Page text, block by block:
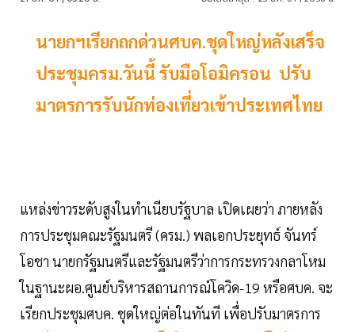
นายกฯเรียกถกด่วนศบค.ชุดใหญ่หลังเสร็จ
ประชุมครม.วันนี้ รับมือโอมิครอน ปรับ
มาตรการรับนักท่องเที่ยวเข้าประเทศไทย
แหล่งข่าวระดับสูงในทำเนียบรัฐบาล เปิดเผยว่า ภายหลัง
การประชุมคณะรัฐมนตรี (ครม.) พลเอกประยุทธ์ จันทร์
โอชา นายกรัฐมนตรีและรัฐมนตรีว่าการกระทรวงกลาโหม
ในฐานะผอ.ศูนย์บริหารสถานการณ์โควิด-19 หรือศบค. จะ
เรียกประชุมศบค. ชุดใหญ่ต่อในทันที เพื่อปรับมาตรการ